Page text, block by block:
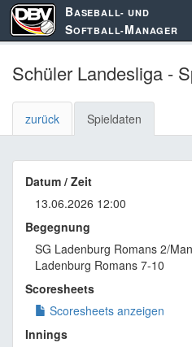
BASEBALL- UND
SOFTBALL-MANAGER
Schüler Landesliga -
zurück Spieldaten
Datum / Zeit
13.06.2026 12:00
Begegnung
SG Ladenburg Romans 2/
Ladenburg Romans 7-10
Scoresheets
Scoresheets anzeigen
Innings